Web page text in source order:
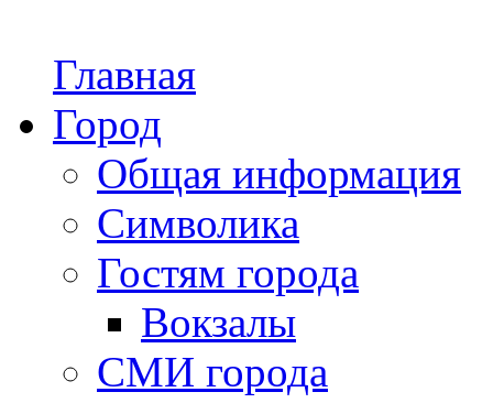
Главная
Город
Общая информация
Символика
Гостям города
Вокзалы
СМИ города